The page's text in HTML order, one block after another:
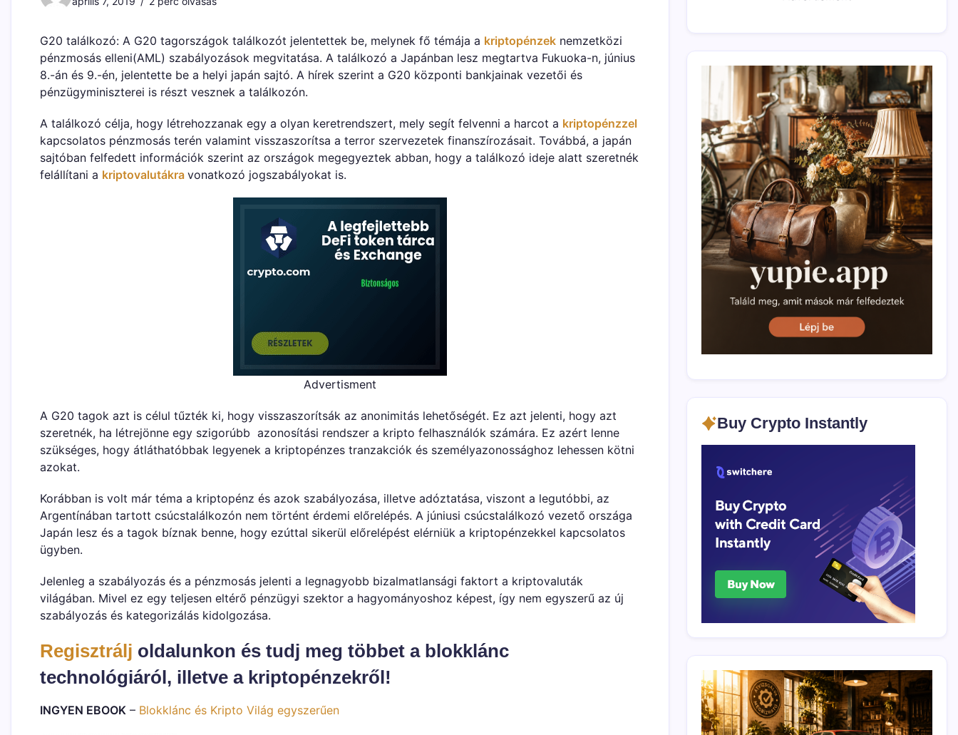
és
Anti-
Terrorista
bejegyzéshez
G20 találkozó: A G20 tagországok találkozót jelentettek be, melynek fő témája a kriptopénzek nemzetközi
pénzmosás elleni(AML) szabályozások megvitatása. A találkozó a Japánban lesz megtartva Fukuoka-n, június
8.-án és 9.-én, jelentette be a helyi japán sajtó. A hírek szerint a G20 központi bankjainak vezetői és
pénzügyminiszterei is részt vesznek a találkozón.
A találkozó célja, hogy létrehozzanak egy a olyan keretrendszert, mely segít felvenni a harcot a kriptopénzzel
kapcsolatos pénzmosás terén valamint visszaszorítsa a terror szervezetek finanszírozásait. Továbbá, a japán
sajtóban felfedett információk szerint az országok megegyeztek abban, hogy a találkozó ideje alatt szeretnék
felállítani a kriptovalutákra vonatkozó jogszabályokat is.
Advertisment
A G20 tagok azt is célul tűzték ki, hogy visszaszorítsák az anonimitás lehetőségét. Ez azt jelenti, hogy azt
szeretnék, ha létrejönne egy szigorúbb azonosítási rendszer a kripto felhasználók számára. Ez azért lenne
szükséges, hogy átláthatóbbak legyenek a kriptopénzes tranzakciók és személyazonossághoz lehessen kötni
azokat.
Korábban is volt már téma a kriptopénz és azok szabályozása, illetve adóztatása, viszont a legutóbbi, az
Argentínában tartott csúcstalálkozón nem történt érdemi előrelépés. A júniusi csúcstalálkozó vezető országa
Japán lesz és a tagok bíznak benne, hogy ezúttal sikerül előrelépést elérniük a kriptopénzekkel kapcsolatos
ügyben.
Jelenleg a szabályozás és a pénzmosás jelenti a legnagyobb bizalmatlansági faktort a kriptovaluták
világában. Mivel ez egy teljesen eltérő pénzügyi szektor a hagyományoshoz képest, így nem egyszerű az új
szabályozás és kategorizálás kidolgozása.
Regisztrálj oldalunkon és tudj meg többet a blokklánc
technológiáról, illetve a kriptopénzekről!
INGYEN EBOOK – Blokklánc és Kripto Világ egyszerűen
Buy Crypto Instantly